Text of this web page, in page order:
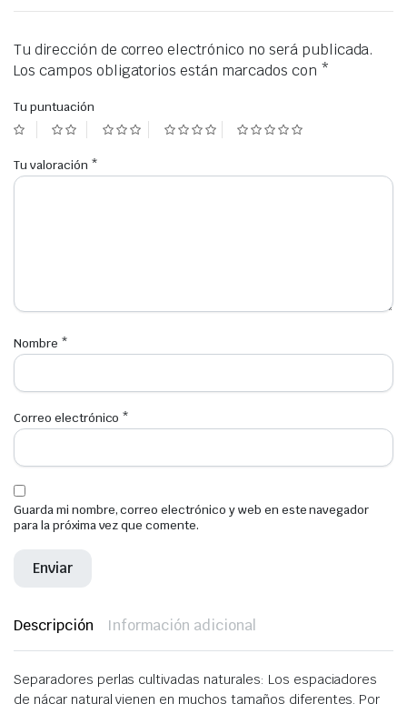
Tu dirección de correo electrónico no será publicada.
Los campos obligatorios están marcados con *
Tu puntuación
Tu valoración *
Nombre *
Correo electrónico *
Guarda mi nombre, correo electrónico y web en este navegador
para la próxima vez que comente.
Descripción Información adicional
Separadores perlas cultivadas naturales: Los espaciadores
de nácar natural vienen en muchos tamaños diferentes. Por